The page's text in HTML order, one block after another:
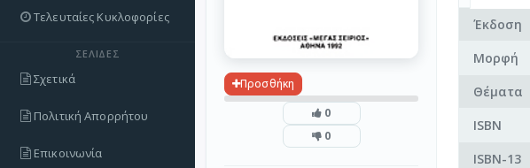
Τελευταίες Κυκλοφορίες
ΣΕΛΊΔΕΣ
Σχετικά
Πολιτική Απορρήτου
Επικοινωνία
Προσθήκη
0
0
Έκδοση
Μορφή
Θέματα
ISBN
ISBN-13